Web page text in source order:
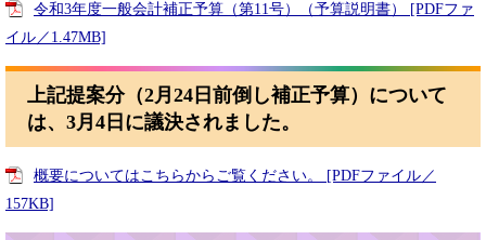
令和3年度一般会計補正予算（第11号）（予算説明書） [PDFファ
イル／1.47MB]
上記提案分（2月24日前倒し補正予算）について
は、3月4日に議決されました。
概要についてはこちらからご覧ください。 [PDFファイル／
157KB]